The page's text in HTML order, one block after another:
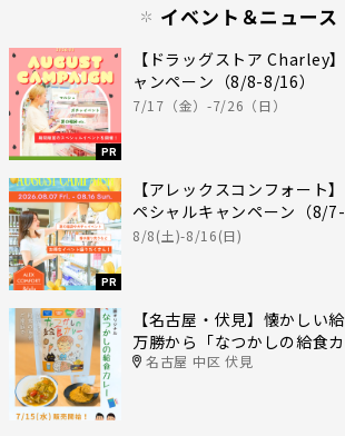
イベント＆ニュース
PR
【ドラッグストア Charley
ャンペーン（8/8-8/16）
7/17（金）-7/26（日）
PR
【アレックスコンフォート
ペシャルキャンペーン（8/7-
8/8(土)-8/16(日)
【名古屋・伏見】懐かしい
万勝から「なつかしの給食
名古屋 中区 伏見